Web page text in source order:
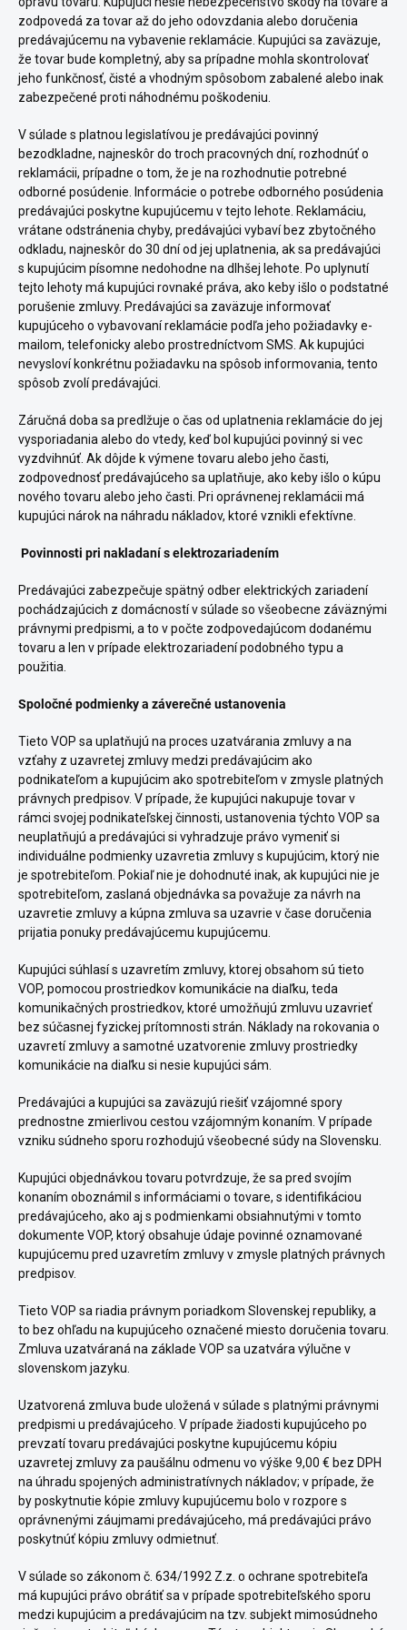
zodpovedá za tovar až do jeho odovzdania alebo doručenia
predávajúcemu na vybavenie reklamácie. Kupujúci sa zaväzuje,
že tovar bude kompletný, aby sa prípadne mohla skontrolovať
jeho funkčnosť, čisté a vhodným spôsobom zabalené alebo inak
zabezpečené proti náhodnému poškodeniu.
V súlade s platnou legislatívou je predávajúci povinný
bezodkladne, najneskôr do troch pracovných dní, rozhodnúť o
reklamácii, prípadne o tom, že je na rozhodnutie potrebné
odborné posúdenie. Informácie o potrebe odborného posúdenia
predávajúci poskytne kupujúcemu v tejto lehote. Reklamáciu,
vrátane odstránenia chyby, predávajúci vybaví bez zbytočného
odkladu, najneskôr do 30 dní od jej uplatnenia, ak sa predávajúci
s kupujúcim písomne nedohodne na dlhšej lehote. Po uplynutí
tejto lehoty má kupujúci rovnaké práva, ako keby išlo o podstatné
porušenie zmluvy. Predávajúci sa zaväzuje informovať
kupujúceho o vybavovaní reklamácie podľa jeho požiadavky e-
mailom, telefonicky alebo prostredníctvom SMS. Ak kupujúci
nevysloví konkrétnu požiadavku na spôsob informovania, tento
spôsob zvolí predávajúci.
Záručná doba sa predlžuje o čas od uplatnenia reklamácie do jej
vysporiadania alebo do vtedy, keď bol kupujúci povinný si vec
vyzdvihnúť. Ak dôjde k výmene tovaru alebo jeho časti,
zodpovednosť predávajúceho sa uplatňuje, ako keby išlo o kúpu
nového tovaru alebo jeho časti. Pri oprávnenej reklamácii má
kupujúci nárok na náhradu nákladov, ktoré vznikli efektívne.
Povinnosti pri nakladaní s elektrozariadením
Predávajúci zabezpečuje spätný odber elektrických zariadení
pochádzajúcich z domácností v súlade so všeobecne záväznými
právnymi predpismi, a to v počte zodpovedajúcom dodanému
tovaru a len v prípade elektrozariadení podobného typu a
použitia.
Spoločné podmienky a záverečné ustanovenia
Tieto VOP sa uplatňujú na proces uzatvárania zmluvy a na
vzťahy z uzavretej zmluvy medzi predávajúcim ako
podnikateľom a kupujúcim ako spotrebiteľom v zmysle platných
právnych predpisov. V prípade, že kupujúci nakupuje tovar v
rámci svojej podnikateľskej činnosti, ustanovenia týchto VOP sa
neuplatňujú a predávajúci si vyhradzuje právo vymeniť si
individuálne podmienky uzavretia zmluvy s kupujúcim, ktorý nie
je spotrebiteľom. Pokiaľ nie je dohodnuté inak, ak kupujúci nie je
spotrebiteľom, zaslaná objednávka sa považuje za návrh na
uzavretie zmluvy a kúpna zmluva sa uzavrie v čase doručenia
prijatia ponuky predávajúcemu kupujúcemu.
Kupujúci súhlasí s uzavretím zmluvy, ktorej obsahom sú tieto
VOP, pomocou prostriedkov komunikácie na diaľku, teda
komunikačných prostriedkov, ktoré umožňujú zmluvu uzavrieť
bez súčasnej fyzickej prítomnosti strán. Náklady na rokovania o
uzavretí zmluvy a samotné uzatvorenie zmluvy prostriedky
komunikácie na diaľku si nesie kupujúci sám.
Predávajúci a kupujúci sa zaväzujú riešiť vzájomné spory
prednostne zmierlivou cestou vzájomným konaním. V prípade
vzniku súdneho sporu rozhodujú všeobecné súdy na Slovensku.
Kupujúci objednávkou tovaru potvrdzuje, že sa pred svojím
konaním oboznámil s informáciami o tovare, s identifikáciou
predávajúceho, ako aj s podmienkami obsiahnutými v tomto
dokumente VOP, ktorý obsahuje údaje povinné oznamované
kupujúcemu pred uzavretím zmluvy v zmysle platných právnych
predpisov.
Tieto VOP sa riadia právnym poriadkom Slovenskej republiky, a
to bez ohľadu na kupujúceho označené miesto doručenia tovaru.
Zmluva uzatváraná na základe VOP sa uzatvára výlučne v
slovenskom jazyku.
Uzatvorená zmluva bude uložená v súlade s platnými právnymi
predpismi u predávajúceho. V prípade žiadosti kupujúceho po
prevzatí tovaru predávajúci poskytne kupujúcemu kópiu
uzavretej zmluvy za paušálnu odmenu vo výške 9,00 € bez DPH
na úhradu spojených administratívnych nákladov; v prípade, že
by poskytnutie kópie zmluvy kupujúcemu bolo v rozpore s
oprávnenými záujmami predávajúceho, má predávajúci právo
poskytnúť kópiu zmluvy odmietnuť.
V súlade so zákonom č. 634/1992 Z.z. o ochrane spotrebiteľa
má kupujúci právo obrátiť sa v prípade spotrebiteľského sporu
medzi kupujúcim a predávajúcim na tzv. subjekt mimosúdneho